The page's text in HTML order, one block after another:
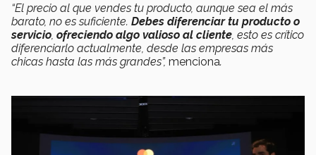
“El precio al que vendes tu producto, aunque sea el más
barato, no es suficiente. Debes diferenciar tu producto o
servicio ofreciendo algo valioso al cliente , esto es crítico
diferenciarlo actualmente, desde las empresas más
chicas hasta las más grandes”, menciona.